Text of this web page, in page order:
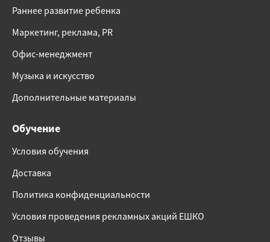
Раннее развитие ребенка
Маркетинг, реклама, PR
Офис-менеджмент
Музыка и искусство
Дополнительные материалы
Обучение
Условия обучения
Доставка
Политика конфиденциальности
Условия проведения рекламных акций ЕШКО
Отзывы